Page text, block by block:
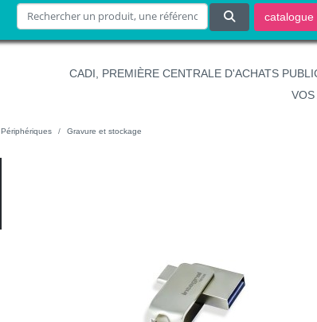
catalogue
CADI, PREMIÈRE CENTRALE D'ACHATS
VOS
Périphériques Gravure et stockage